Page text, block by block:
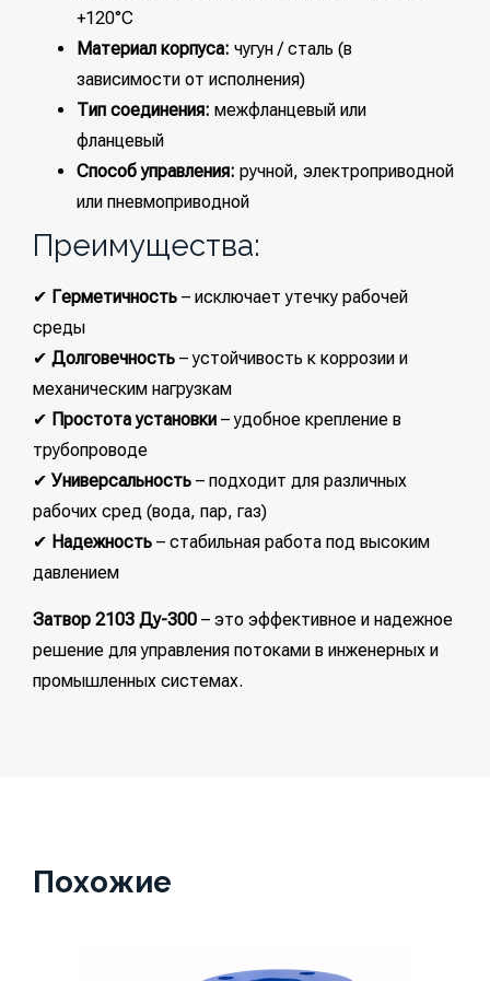
+120°C
Материал корпуса: чугун / сталь (в
зависимости от исполнения)
Тип соединения: межфланцевый или
фланцевый
Способ управления: ручной, электроприводной
или пневмоприводной
Преимущества:
✔ Герметичность – исключает утечку рабочей
среды
✔ Долговечность – устойчивость к коррозии и
механическим нагрузкам
✔ Простота установки – удобное крепление в
трубопроводе
✔ Универсальность – подходит для различных
рабочих сред (вода, пар, газ)
✔ Надежность – стабильная работа под высоким
давлением
Затвор 2103 Ду-300 – это эффективное и надежное
решение для управления потоками в инженерных и
промышленных системах.
Похожие